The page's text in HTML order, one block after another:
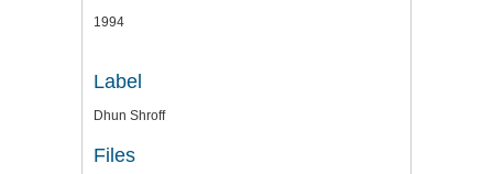
1994
Label
Dhun Shroff
Files